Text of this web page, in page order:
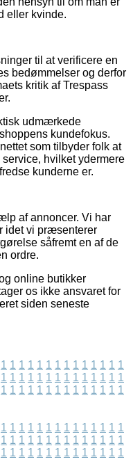
eller kvinde.
til at verificere en
bedømmelser og derfor
kritik af Trespass
udmærkede
kundefokus.
som tilbyder folk at
hvilket ydermere
kunderne er.
af annoncer. Vi har
idet vi præsenterer
såfremt en af de
ordre.
online butikker
os ikke ansvaret for
siden seneste
1 1 1 1 1 1 1 1 1 1 1 1 1 1
1 1 1 1 1 1 1 1 1 1 1 1 1 1
1 1 1 1 1 1 1 1 1 1 1 1 1 1
1 1 1 1 1 1 1 1 1 1 1 1 1 1
1 1 1 1 1 1 1 1 1 1 1 1 1 1
1 1 1 1 1 1 1 1 1 1 1 1 1 1